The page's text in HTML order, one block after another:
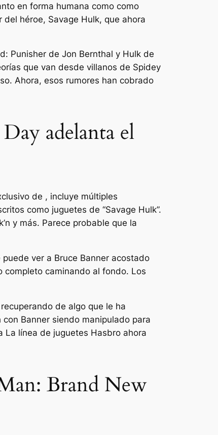
en forma humana como como
héroe, Savage Hulk, que ahora
Punisher de Jon Bernthal y Hulk de
que van desde villanos de Spidey
Ahora, esos rumores han cobrado
adelanta el
de , incluye múltiples
como juguetes de “Savage Hulk”.
y más. Parece probable que la
ver a Bruce Banner acostado
completo caminando al fondo. Los
de algo que le ha
Banner siendo manipulado para
La línea de juguetes Hasbro ahora
Brand New